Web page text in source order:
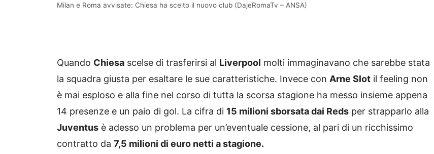
Milan e Roma avvisate: Chiesa ha scelto il nuovo club (DajeRomaTv – ANSA)
Quando Chiesa scelse di trasferirsi al Liverpool molti immaginavano che sarebbe stata
la squadra giusta per esaltare le sue caratteristiche. Invece con Arne Slot il feeling non
è mai esploso e alla fine nel corso di tutta la scorsa stagione ha messo insieme appena
14 presenze e un paio di gol. La cifra di 15 milioni sborsata dai Reds per strapparlo alla
Juventus è adesso un problema per un’eventuale cessione, al pari di un ricchissimo
contratto da 7,5 milioni di euro netti a stagione.